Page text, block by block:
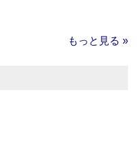
もっと見る »